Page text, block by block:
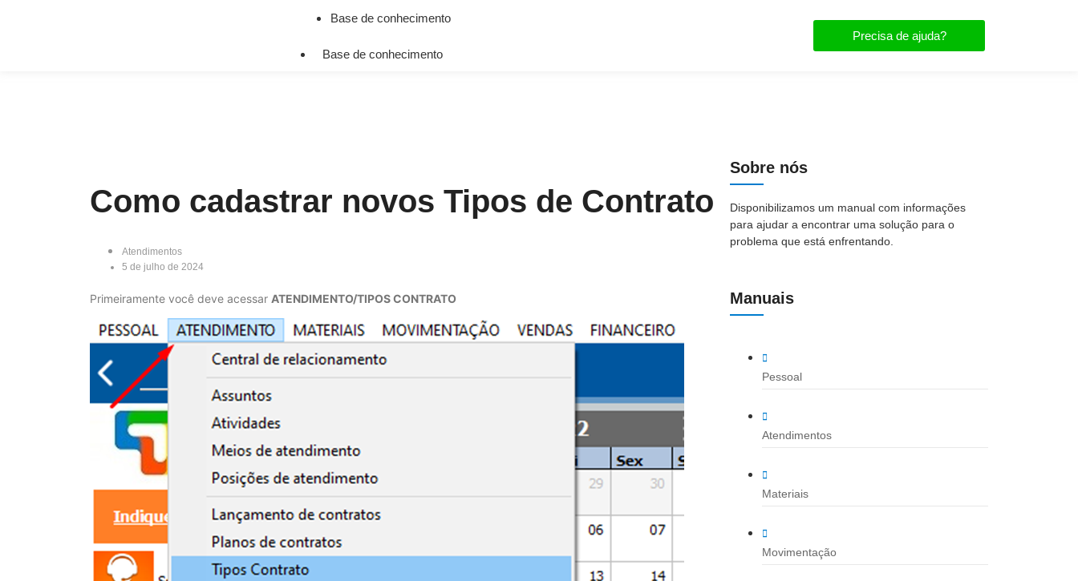
Base de conhecimento
Base de conhecimento
Precisa de ajuda?
Como cadastrar novos Tipos de Contrato
Atendimentos
5 de julho de 2024
Primeiramente você deve acessar ATENDIMENTO/TIPOS CONTRATO
Sobre nós
Disponibilizamos um manual com informações
para ajudar a encontrar uma solução para o
problema que está enfrentando.
Manuais
Pessoal
Atendimentos
Materiais
Movimentação